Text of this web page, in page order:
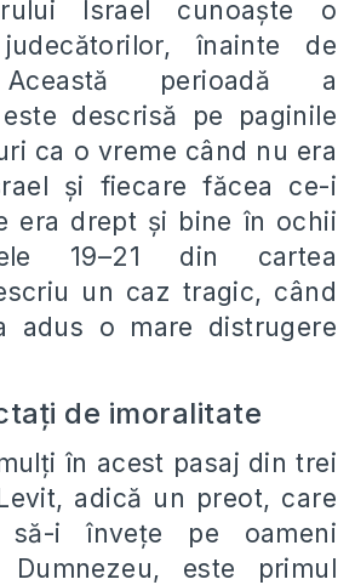
Israel cunoaște o
înainte de
Această perioadă a
descrisă pe paginile
ca o vreme când nu era
și fiecare făcea ce-i
era drept și bine în ochii
19–21 din cartea
un caz tragic, când
adus o mare distrugere
de imoralitate
în acest pasaj din trei
adică un preot, care
să-i învețe pe oameni
este primul